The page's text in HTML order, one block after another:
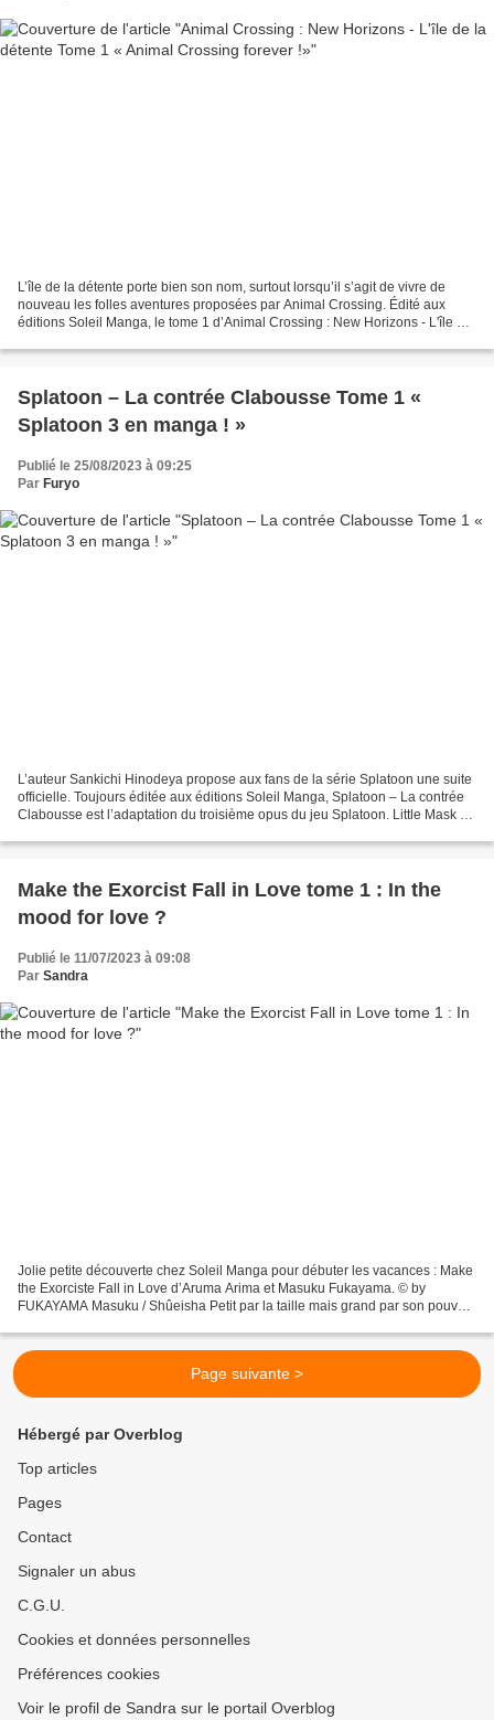
L’île de la détente porte bien son nom, surtout lorsqu’il s’agit de vivre de
nouveau les folles aventures proposées par Animal Crossing. Édité aux
éditions Soleil Manga, le tome 1 d’Animal Crossing : New Horizons - L'île de
Splatoon – La contrée Clabousse Tome 1 «
Splatoon 3 en manga ! »
Publié le 25/08/2023 à 09:25
Par Furyo
L’auteur Sankichi Hinodeya propose aux fans de la série Splatoon une suite
officielle. Toujours éditée aux éditions Soleil Manga, Splatoon – La contrée
Clabousse est l’adaptation du troisième opus du jeu Splatoon. Little Mask et
​​​​​​​Make the Exorcist Fall in Love tome 1 : In the
mood for love ?
Publié le 11/07/2023 à 09:08
Par Sandra
Jolie petite découverte chez Soleil Manga pour débuter les vacances : Make
the Exorciste Fall in Love d’Aruma Arima et Masuku Fukayama. © by
FUKAYAMA Masuku / Shûeisha Petit par la taille mais grand par son pouvoir,
Page suivante >
Hébergé par Overblog
Top articles
Pages
Contact
Signaler un abus
C.G.U.
Cookies et données personnelles
Préférences cookies
Voir le profil de Sandra sur le portail Overblog